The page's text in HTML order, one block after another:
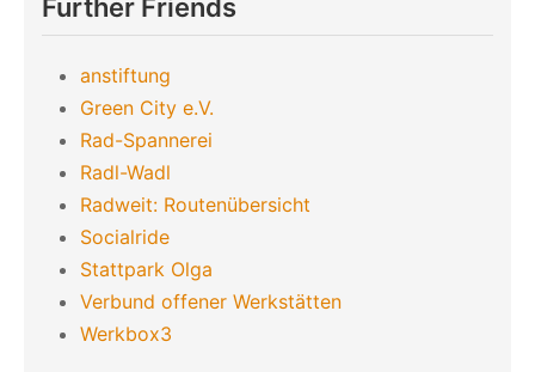
Further Friends
anstiftung
Green City e.V.
Rad-Spannerei
Radl-Wadl
Radweit: Routenübersicht
Socialride
Stattpark Olga
Verbund offener Werkstätten
Werkbox3